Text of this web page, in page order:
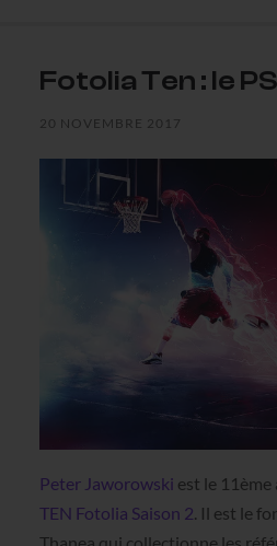
Fotolia Ten : le
20 NOVEMBRE 2017
Peter Jaworowski est le
TEN Fotolia Saison 2 . Il est le
Thanea qui collectionne les